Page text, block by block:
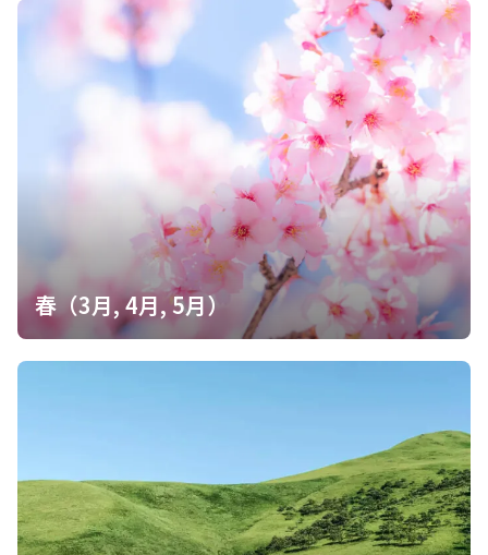
春（3月, 4月, 5月）